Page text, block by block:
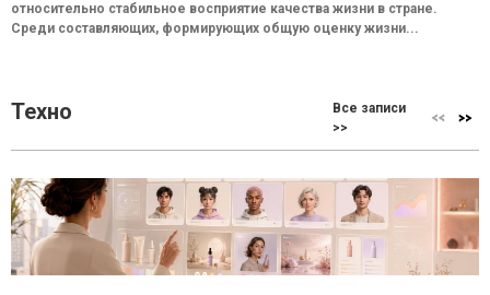
относительно стабильное восприятие качества жизни в стране.
Среди составляющих, формирующих общую оценку жизни...
Техно
Все записи
>>